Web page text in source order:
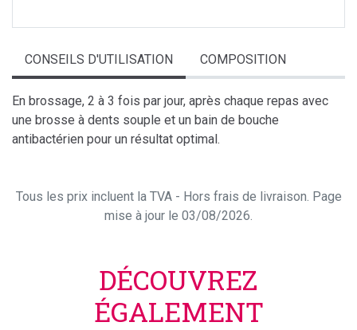
CONSEILS D'UTILISATION COMPOSITION
En brossage, 2 à 3 fois par jour, après chaque repas avec
une brosse à dents souple et un bain de bouche
antibactérien pour un résultat optimal.
Tous les prix incluent la TVA - Hors frais de livraison. Page
mise à jour le 03/08/2026.
DÉCOUVREZ
ÉGALEMENT